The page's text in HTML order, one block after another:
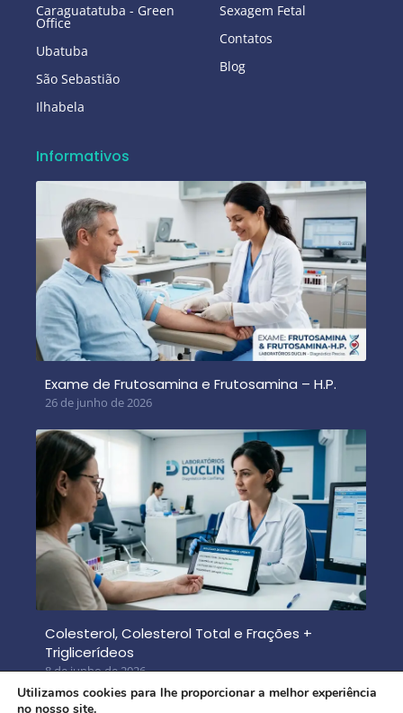
Caraguatatuba - Green
Office
Ubatuba
São Sebastião
Ilhabela
Sexagem Fetal
Contatos
Blog
Informativos
Exame de Frutosamina e Frutosamina – H.P.
26 de junho de 2026
Colesterol, Colesterol Total e Frações +
Triglicerídeos
8 de junho de 2026
Utilizamos cookies para lhe proporcionar a melhor experiência
no nosso site.